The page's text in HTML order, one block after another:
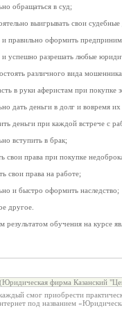
обращаться в суд;
выигрывать свои судебные
и правильно оформить
и успешно разрешать любые
различного вида
в руки аферистам при покупке
дать деньги в долг и вовремя их
деньги при каждой встрече с
вступить в брак;
свои права при покупке
свои права на работе;
и быстро оформить наследство;
другое.
результатом обучения на курсе
(Юридическая фирма Казанский
смог приобрести
под названием